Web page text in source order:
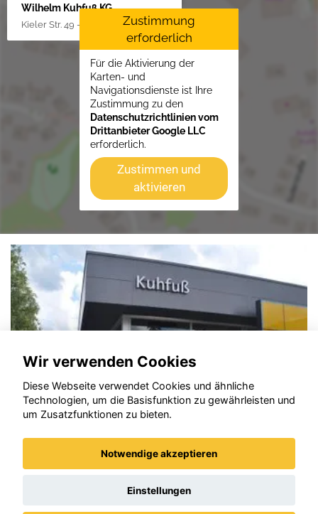
Wilhelm Kuhfuß KG
Kieler Str. 49 - 51, 25451 Quickborn
Zustimmung
erforderlich
Für die Aktivierung der
Karten- und
Navigationsdienste ist Ihre
Zustimmung zu den
Datenschutzrichtlinien vom
Drittanbieter Google LLC
erforderlich.
Zustimmen und
aktivieren
Opel Frontera
Wir verwenden Cookies
Diese Webseite verwendet Cookies und ähnliche
Technologien, um die Basisfunktion zu gewährleisten und
um Zusatzfunktionen zu bieten.
Notwendige akzeptieren
Einstellungen